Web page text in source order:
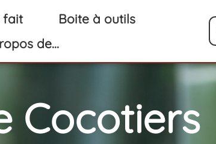
fait
Boite à outils
de...
Cocotiers